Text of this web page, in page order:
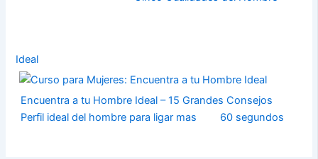
Ideal
Encuentra a tu Hombre Ideal – 15 Grandes Consejos
Perfil ideal del hombre para ligar mas
60 segundos